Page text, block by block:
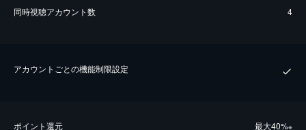
同時視聴アカウント数 4
アカウントごとの機能制限設定
ポイント還元 最⼤40%※